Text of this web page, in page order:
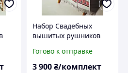
Набор Свадебных
вышитых рушников
дерево жизни дерево
богатое
Готово к отправке
3 900₴/комплект